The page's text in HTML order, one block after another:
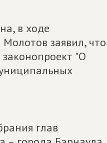
в ходе
заявил, что
"О
глав